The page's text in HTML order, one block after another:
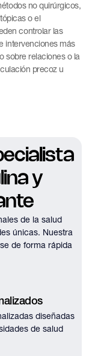
no quirúrgicos,
o el
controlar las
intervenciones más
sobre relaciones o la
precoz u
y
de la salud
únicas. Nuestra
de forma rápida
diseñadas
de salud